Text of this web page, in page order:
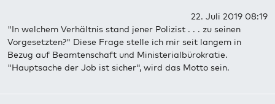
22. Juli 2019 08:19
"In welchem Verhältnis stand jener Polizist . . . zu seinen
Vorgesetzten?" Diese Frage stelle ich mir seit langem in
Bezug auf Beamtenschaft und Ministerialbürokratie.
"Hauptsache der Job ist sicher", wird das Motto sein.